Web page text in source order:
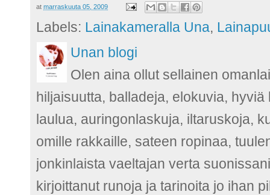
at marraskuuta 05, 2009
Labels: Lainakameralla Una,
Unan blogi
Olen aina ollut sellainen
hiljaisuutta, balladeja, elokuvia,
laulua, auringonlaskuja, iltaruskoja,
omille rakkaille, sateen ropinaa,
jonkinlaista vaeltajan verta
kirjoittanut runoja ja tarinoita jo ihan